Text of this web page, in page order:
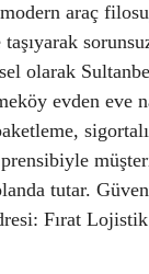
araç
taşıyarak
olarak
evden eve
sigortalı
tutar.
Fırat